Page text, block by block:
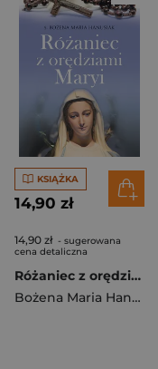
KSIĄŻKA
14,90 zł
14,90 zł - sugerowana
cena detaliczna
Różaniec z orędziami Maryi wyd. 2026
Bożena Maria Hanusiak